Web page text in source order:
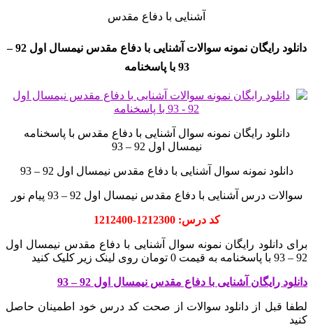
آشنایی با دفاع مقدس
دانلود رایگان نمونه سوالات آشنایی با دفاع مقدس نیمسال اول 92 –
93 با پاسخنامه
دانلود رایگان نمونه سوال آشنایی با دفاع مقدس با پاسخنامه
نیمسال اول 92 – 93
دانلود نمونه سوال آشنایی با دفاع مقدس نیمسال اول 92 – 93
سوالات درس آشنایی با دفاع مقدس نیمسال اول 92 – 93 پیام نور
کد درس: 1212300-1212400
برای دانلود رایگان نمونه سوال آشنایی با دفاع مقدس نیمسال اول
92 – 93 با پاسخنامه به قیمت 0 تومان روی لینک زیر کلیک کنید
دانلود رایگان آشنایی با دفاع مقدس نیمسال اول 92 – 93
لطفا قبل از دانلود سوالات از صحت کد درس خود اطمینان حاصل
کنید